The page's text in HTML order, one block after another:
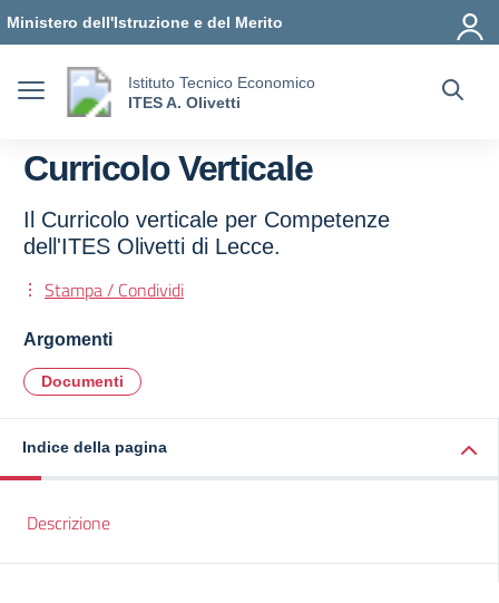
Vai ai contenuti
Vai al menu di navigazione
Vai al footer
Ministero dell'Istruzione e del Merito
Istituto Tecnico Economico
ITES A. Olivetti
Curricolo Verticale
Il Curricolo verticale per Competenze
dell'ITES Olivetti di Lecce.
Stampa / Condividi
Argomenti
Documenti
Indice della pagina
Descrizione